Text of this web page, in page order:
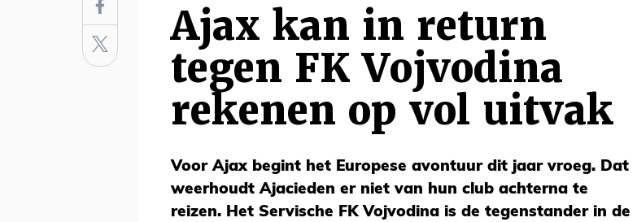
Ajax kan in return
tegen FK Vojvodina
rekenen op vol uitvak
Voor Ajax begint het Europese avontuur dit jaar vroeg. Dat
weerhoudt Ajacieden er niet van hun club achterna te
reizen. Het Servische FK Vojvodina is de tegenstander in de